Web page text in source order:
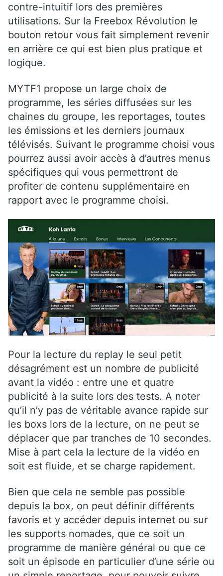
contre-intuitif lors des premières
utilisations. Sur la Freebox Révolution le
bouton retour vous fait simplement revenir
en arrière ce qui est bien plus pratique et
logique.
MYTF1 propose un large choix de
programme, les séries diffusées sur les
chaines du groupe, les reportages, toutes
les émissions et les derniers journaux
télévisés. Suivant le programme choisi vous
pourrez aussi avoir accès à d’autres menus
spécifiques qui vous permettront de
profiter de contenu supplémentaire en
rapport avec le programme choisi.
Pour la lecture du replay le seul petit
désagrément est un nombre de publicité
avant la vidéo : entre une et quatre
publicité à la suite lors des tests. A noter
qu’il n’y pas de véritable avance rapide sur
les boxs lors de la lecture, on ne peut se
déplacer que par tranches de 10 secondes.
Mise à part cela la lecture de la vidéo en
soit est fluide, et se charge rapidement.
Bien que cela ne semble pas possible
depuis la box, on peut définir différents
favoris et y accéder depuis internet ou sur
les supports nomades, que ce soit un
programme de manière général ou que ce
soit un épisode en particulier d’une série ou